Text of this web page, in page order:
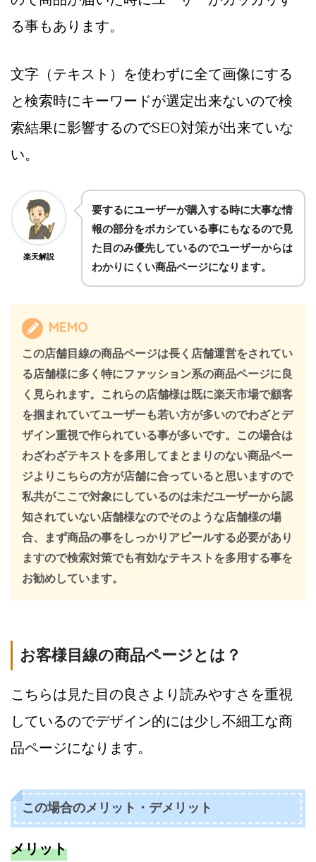
る事もあります。
文字（テキスト）を使わずに全て画像にする
と検索時にキーワードが選定出来ないので検
索結果に影響するのでSEO対策が出来ていな
い。
楽天解説
要するにユーザーが購入する時に大事な情
報の部分をボカシている事にもなるので見
た目のみ優先しているのでユーザーからは
わかりにくい商品ページになります。
MEMO
この店舗目線の商品ページは長く店舗運営をされてい
る店舗様に多く特にファッション系の商品ページに良
く見られます。これらの店舗様は既に楽天市場で顧客
を掴まれていてユーザーも若い方が多いのでわざとデ
ザイン重視で作られている事が多いです。この場合は
わざわざテキストを多用してまとまりのない商品ペー
ジよりこちらの方が店舗に合っていると思いますので
私共がここで対象にしているのは未だユーザーから認
知されていない店舗様なのでそのような店舗様の場
合、まず商品の事をしっかりアピールする必要があり
ますので検索対策でも有効なテキストを多用する事を
お勧めしています。
お客様目線の商品ページとは？
こちらは見た目の良さより読みやすさを重視
しているのでデザイン的には少し不細工な商
品ページになります。
この場合のメリット・デメリット
メリット